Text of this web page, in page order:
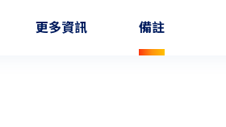
更多資訊 備註